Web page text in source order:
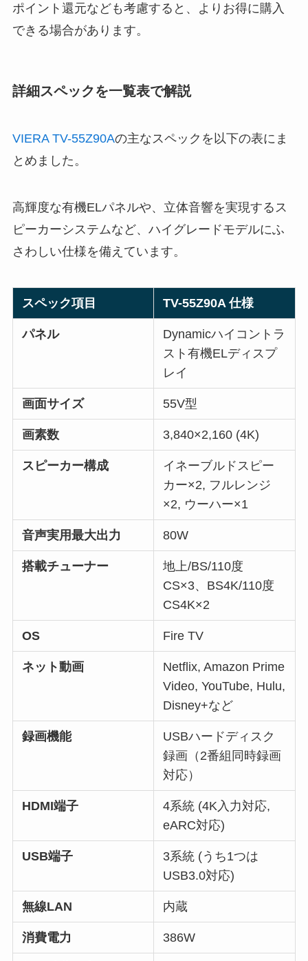
ポイント還元なども考慮すると、よりお得に購入
できる場合があります。
詳細スペックを一覧表で解説
VIERA TV-55Z90Aの主なスペックを以下の表にま
とめました。
高輝度な有機ELパネルや、立体音響を実現するス
ピーカーシステムなど、ハイグレードモデルにふ
さわしい仕様を備えています。
スペック項目 TV-55Z90A 仕様
パネル
Dynamicハイコントラ
スト有機ELディスプ
レイ
画面サイズ 55V型
画素数 3,840×2,160 (4K)
スピーカー構成
イネーブルドスピー
カー×2, フルレンジ
×2, ウーハー×1
音声実用最大出力 80W
搭載チューナー
地上/BS/110度
CS×3、BS4K/110度
CS4K×2
OS Fire TV
ネット動画
Netflix, Amazon Prime
Video, YouTube, Hulu,
Disney+など
録画機能
USBハードディスク
録画（2番組同時録画
対応）
HDMI端子
4系統 (4K入力対応,
eARC対応)
USB端子
3系統 (うち1つは
USB3.0対応)
無線LAN 内蔵
消費電力 386W